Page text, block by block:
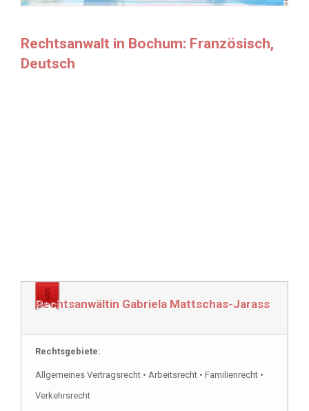
Rechtsanwälte: Türkisch
Rechtsanwalt in Bochum: Französisch,
Deutsch
Rechtsanwältin Gabriela Mattschas-Jarass
Rechtsgebiete:
Allgemeines Vertragsrecht • Arbeitsrecht • Familienrecht •
Verkehrsrecht